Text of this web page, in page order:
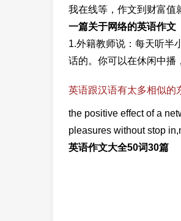
我在线等，作文到财富值
一篇关于网络的英语作文
1.外籍教师说：每天听半
话的。你可以在休闲中播
英语跟汉语有太多相似的
the positive effect of a
pleasures without stop
英语作文大全50词30篇